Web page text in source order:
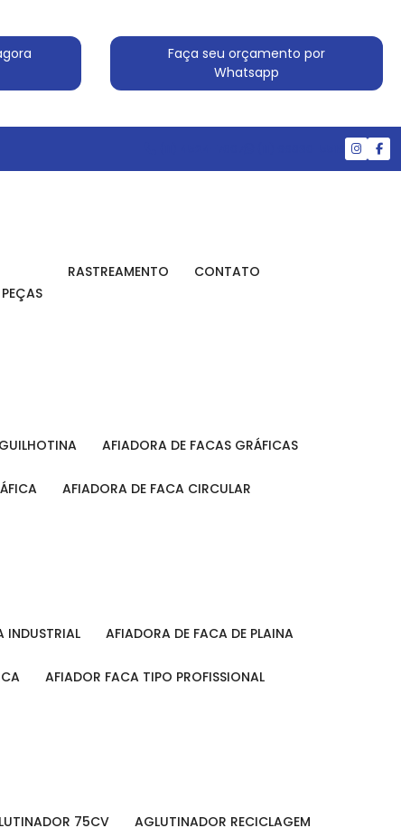
Faça seu orçamento por
Whatsapp
PEÇAS
RASTREAMENTO CONTATO
AFIADORA DE FACAS GRÁFICAS
AFIADORA DE FACA CIRCULAR
INDUSTRIAL AFIADORA DE FACA DE PLAINA
AFIADOR FACA TIPO PROFISSIONAL
75CV AGLUTINADOR RECICLAGEM